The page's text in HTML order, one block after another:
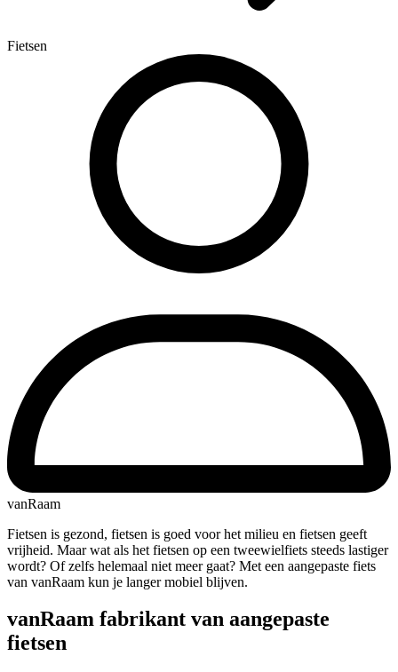
Fietsen
vanRaam
Fietsen is gezond, fietsen is goed voor het milieu en fietsen geeft
vrijheid. Maar wat als het fietsen op een tweewielfiets steeds lastiger
wordt? Of zelfs helemaal niet meer gaat? Met een aangepaste fiets
van vanRaam kun je langer mobiel blijven.
vanRaam fabrikant van aangepaste
fietsen